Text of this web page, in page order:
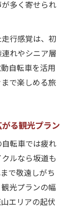
多く寄せられ
行感覚は、初
れやシニア層
自転車を活用
で楽しめる旅
る観光プラン
転車では疲れ
ルなら坂道も
で敬遠しがち
光プランの幅
エリアの起伏